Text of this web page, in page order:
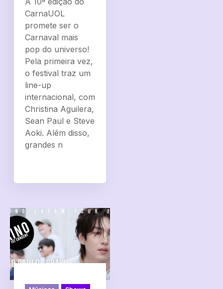
CarnaUOL
promete ser o
Carnaval mais
pop do universo!
Pela primeira vez,
o festival traz um
line-up
internacional, com
Christina Aguilera,
Sean Paul e Steve
Aoki. Além disso,
grandes n